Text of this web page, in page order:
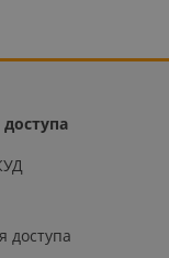
доступа